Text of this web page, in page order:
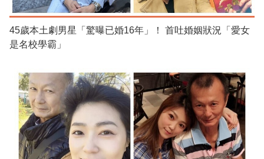
45歲本土劇男星「驚曝已婚16年」！ 首吐婚姻狀況「愛女
是名校學霸」